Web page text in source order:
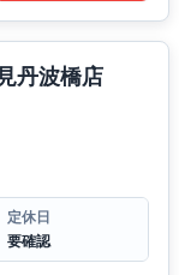
丹波橋店
定休日
要確認